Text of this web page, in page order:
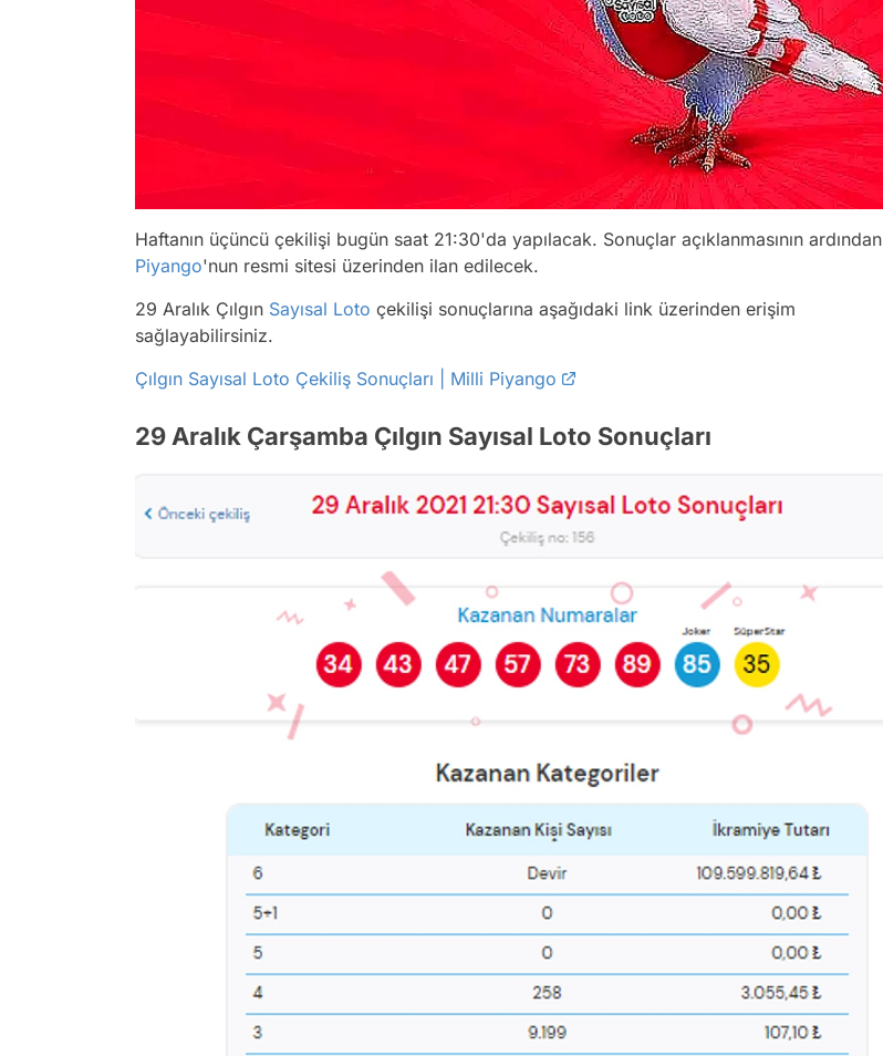
Haftanın üçüncü çekilişi bugün saat 21:30'da yapılacak. Sonuçlar açıklanmasının ardından
Piyango'nun resmi sitesi üzerinden ilan edilecek.
29 Aralık Çılgın Sayısal Loto çekilişi sonuçlarına aşağıdaki link üzerinden erişim
sağlayabilirsiniz.
Çılgın Sayısal Loto Çekiliş Sonuçları | Milli Piyango
29 Aralık Çarşamba Çılgın Sayısal Loto Sonuçları